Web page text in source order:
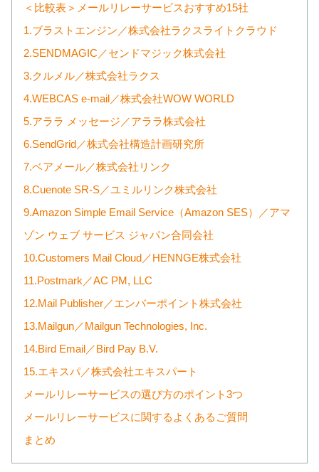
＜比較表＞メールリレーサービスおすすめ15社
1.ブラストエンジン／株式会社ラクスライトクラウド
2.SENDMAGIC／センドマジック株式会社
3.クルメル／株式会社ラクス
4.WEBCAS e-mail／株式会社WOW WORLD
5.アララ メッセージ／アララ株式会社
6.SendGrid／株式会社構造計画研究所
7.ベアメール／株式会社リンク
8.Cuenote SR-S／ユミルリンク株式会社
9.Amazon Simple Email Service（Amazon SES）／アマ
ゾン ウェブ サービス ジャパン合同会社
10.Customers Mail Cloud／HENNGE株式会社
11.Postmark／AC PM, LLC
12.Mail Publisher／エンバーポイント株式会社
13.Mailgun／Mailgun Technologies, Inc.
14.Bird Email／Bird Pay B.V.
15.エキスパ／株式会社エキスパート
メールリレーサービスの選び方のポイント3つ
メールリレーサービスに関するよくあるご質問
まとめ